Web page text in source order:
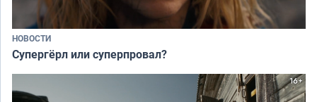
НОВОСТИ
Супергёрл или суперпровал?